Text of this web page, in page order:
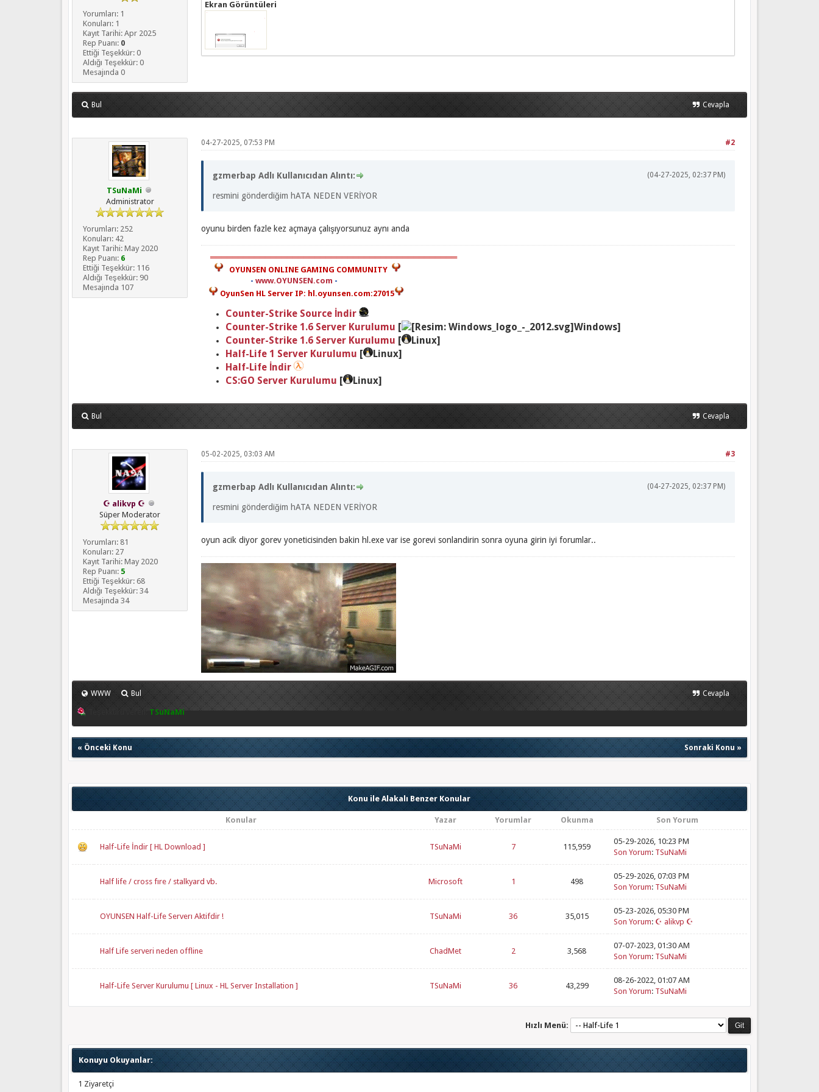
Yorumları: 1
Konuları: 1
Kayıt Tarihi: Apr 2025
Rep Puanı: 0
Ettiği Teşekkür: 0
Aldığı Teşekkür: 0
Mesajında 0
Ekran Görüntüleri
Bul Cevapla
TSuNaMi
Administrator
Yorumları: 252
Konuları: 42
Kayıt Tarihi: May 2020
Rep Puanı: 6
Ettiği Teşekkür: 116
Aldığı Teşekkür: 90
Mesajında 107
#2
04-27-2025, 07:53 PM
(04-27-2025, 02:37 PM)
gzmerbap Adlı Kullanıcıdan Alıntı:
resmini gönderdiğim hATA NEDEN VERİYOR
oyunu birden fazle kez açmaya çalışıyorsunuz aynı anda
═════════════════════════════════════════════
OYUNSEN ONLINE GAMING COMMUNITY
-www.OYUNSEN.com -
OyunSen HL Server IP: hl.oyunsen.com:27015
Counter-Strike Source İndir
Counter-Strike 1.6 Server Kurulumu [
Windows]
Counter-Strike 1.6 Server Kurulumu [
Linux]
Half-Life 1 Server Kurulumu [
Linux]
Half-Life İndir
CS:GO Server Kurulumu [ Linux]
Bul Cevapla
☪ alikvp ☪
Süper Moderator
Yorumları: 81
Konuları: 27
Kayıt Tarihi: May 2020
Rep Puanı: 5
Ettiği Teşekkür: 68
Aldığı Teşekkür: 34
Mesajında 34
#3
05-02-2025, 03:03 AM
(04-27-2025, 02:37 PM)
gzmerbap Adlı Kullanıcıdan Alıntı:
resmini gönderdiğim hATA NEDEN VERİYOR
oyun acik diyor gorev yoneticisinden bakin hl.exe var ise gorevi sonlandirin sonra oyuna girin iyi forumlar..
WWW Bul Cevapla
TSuNaMi
« Önceki Konu Sonraki Konu »
Konu ile Alakalı Benzer Konular
Konular Yazar Yorumlar Okunma Son Yorum
Half-Life İndir [ HL Download ] TSuNaMi 7 115,959
05-29-2026, 10:23 PM
Son Yorum: TSuNaMi
Half life / cross fıre / stalkyard vb. Microsoft 1 498
05-29-2026, 07:03 PM
Son Yorum: TSuNaMi
OYUNSEN Half-Life Serverı Aktifdir ! TSuNaMi 36 35,015
05-23-2026, 05:30 PM
Son Yorum: ☪ alikvp ☪
Half Life serveri neden offline ChadMet 2 3,568
07-07-2023, 01:30 AM
Son Yorum: TSuNaMi
Half-Life Server Kurulumu [ Linux - HL Server Installation ] TSuNaMi 36 43,299
08-26-2022, 01:07 AM
Son Yorum: TSuNaMi
Hızlı Menü:
Konuyu Okuyanlar:
1 Ziyaretçi